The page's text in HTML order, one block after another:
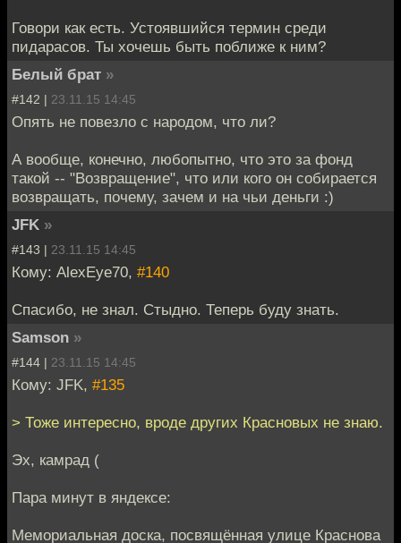
Говори как есть. Устоявшийся термин среди
пидарасов. Ты хочешь быть поближе к ним?
Белый брат »
#142 | 23.11.15 14:45
Опять не повезло с народом, что ли?
А вообще, конечно, любопытно, что это за фонд
такой -- "Возвращение", что или кого он собирается
возвращать, почему, зачем и на чьи деньги :)
JFK »
#143 | 23.11.15 14:45
Кому: AlexEye70, #140
Спасибо, не знал. Стыдно. Теперь буду знать.
Samson »
#144 | 23.11.15 14:45
Кому: JFK, #135
> Тоже интересно, вроде других Красновых не знаю.
Эх, камрад (
Пара минут в яндексе:
Мемориальная доска, посвящённая улице Краснова